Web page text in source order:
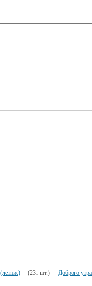
(231 шт.) Доброго утра